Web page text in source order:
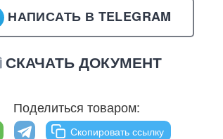
НАПИСАТЬ В TELEGRAM
СКАЧАТЬ ДОКУМЕНТ
Поделиться товаром:
Скопировать ссылку